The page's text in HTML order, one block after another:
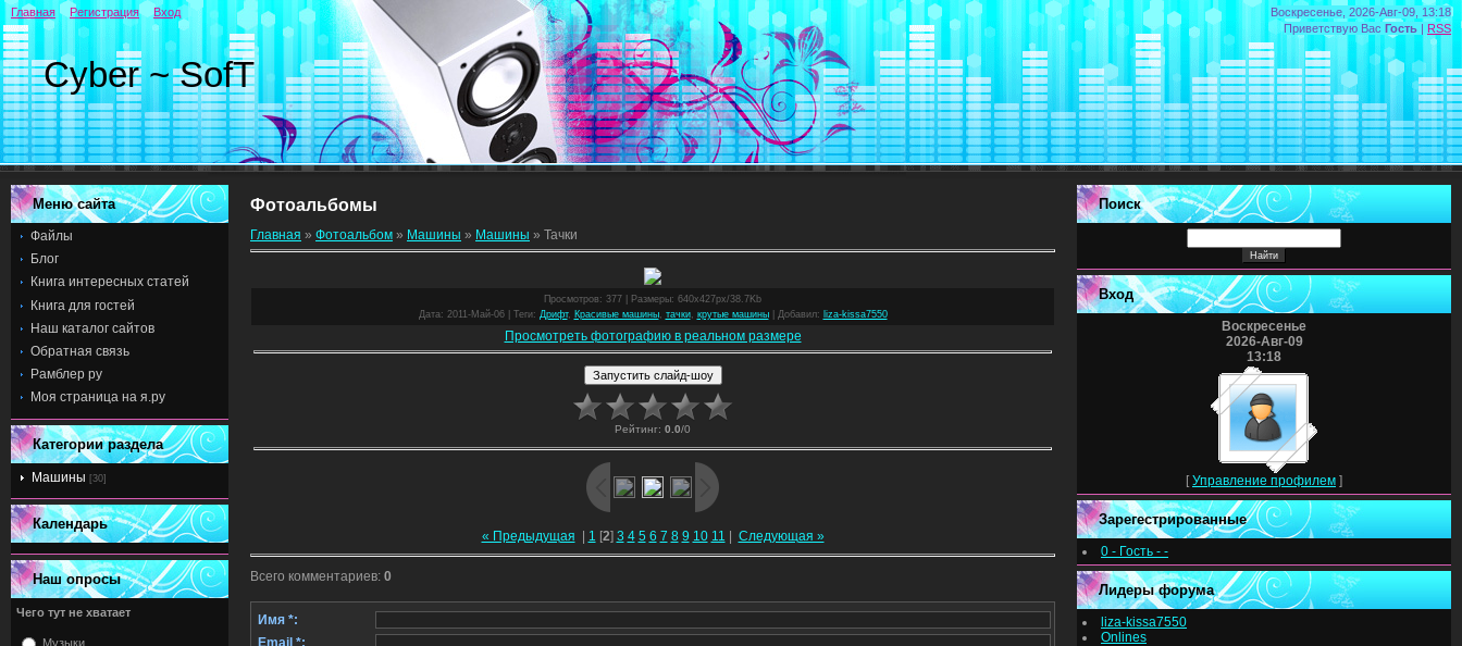
Воскресенье, 2026-Авг-09, 13:18
Приветствую Вас Гость | RSS
Cyber ~ SofT
Главная Регистрация Вход
Меню сайта
Файлы
Блог
Книга интересных статей
Книга для гостей
Наш каталог сайтов
Обратная связь
Рамблер ру
Моя страница на я.ру
Категории раздела
Машины [30]
Календарь
Наш опросы
Чего тут не хватает
Музыки
Фотоальбомы
Главная » Фотоальбом » Машины » Машины » Тачки
Просмотров: 377 | Размеры: 640x427px/38.7Kb
Дата: 2011-Май-06 | Теги: Дрифт, Красивые машины, тачки, крутые машины| Добавил: liza-kissa7550
Просмотреть фотографию в реальном размере
Рейтинг: 0.0/0
« Предыдущая | 1 [2] 3 4 5 6 7 8 9 10 11 | Следующая »
Всего комментариев: 0
Имя *:
Email *:
Поиск
Вход
Воскресенье
2026-Авг-09
13:18
[Управление профилем ]
Зарегестрированные
0 - Гость - -
Лидеры форума
liza-kissa7550
Onlines